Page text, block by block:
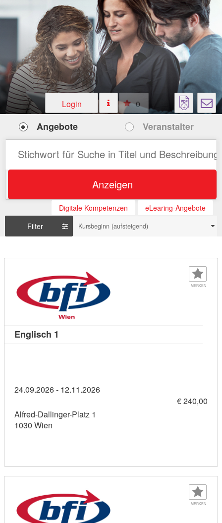
Login 0
Angebote Veranstalter
Anzeigen
Digitale Kompetenzen
eLearing-Angebote
Filter
Kursbeginn (aufsteigend)
MERKEN
Englisch 1
24.09.2026 - 12.11.2026
€ 240,00
Alfred-Dallinger-Platz 1
1030 Wien
MERKEN